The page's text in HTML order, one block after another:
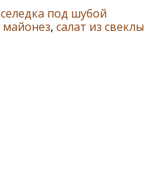
селедка под шубой
майонез, салат из свеклы